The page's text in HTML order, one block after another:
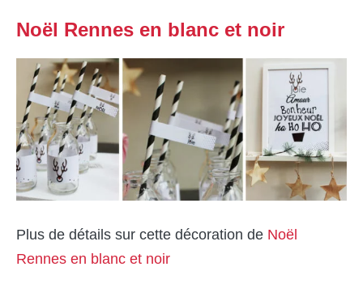
Noël Rennes en blanc et noir
Plus de détails sur cette décoration de Noël
Rennes en blanc et noir